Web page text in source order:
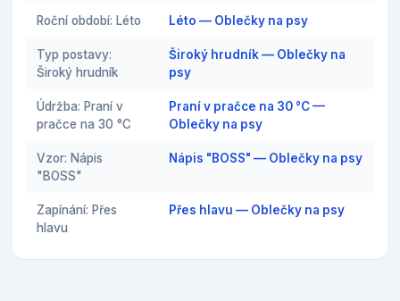
Roční období: Léto Léto — Oblečky na psy
Typ postavy:
Široký hrudník
Široký hrudník — Oblečky na
psy
Údržba: Praní v
pračce na 30 °C
Praní v pračce na 30 °C —
Oblečky na psy
Vzor: Nápis
"BOSS"
Nápis "BOSS" — Oblečky na psy
Zapínání: Přes
hlavu
Přes hlavu — Oblečky na psy